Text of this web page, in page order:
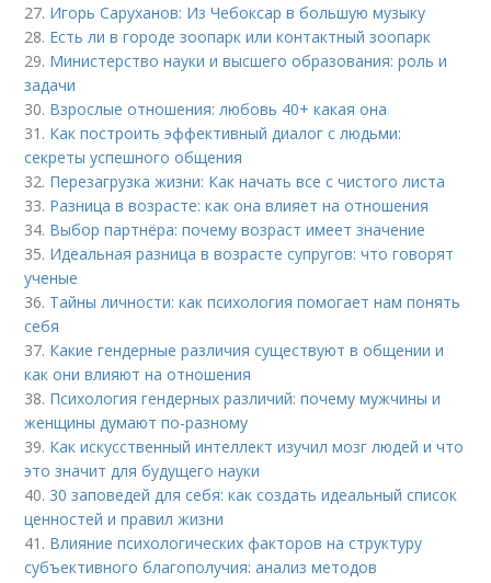
27. Игорь Саруханов: Из Чебоксар в большую музыку
28. Есть ли в городе зоопарк или контактный зоопарк
29. Министерство науки и высшего образования: роль и
задачи
30. Взрослые отношения: любовь 40+ какая она
31. Как построить эффективный диалог с людьми:
секреты успешного общения
32. Перезагрузка жизни: Как начать все с чистого листа
33. Разница в возрасте: как она влияет на отношения
34. Выбор партнёра: почему возраст имеет значение
35. Идеальная разница в возрасте супругов: что говорят
ученые
36. Тайны личности: как психология помогает нам понять
себя
37. Какие гендерные различия существуют в общении и
как они влияют на отношения
38. Психология гендерных различий: почему мужчины и
женщины думают по-разному
39. Как искусственный интеллект изучил мозг людей и что
это значит для будущего науки
40. 30 заповедей для себя: как создать идеальный список
ценностей и правил жизни
41. Влияние психологических факторов на структуру
субъективного благополучия: анализ методов